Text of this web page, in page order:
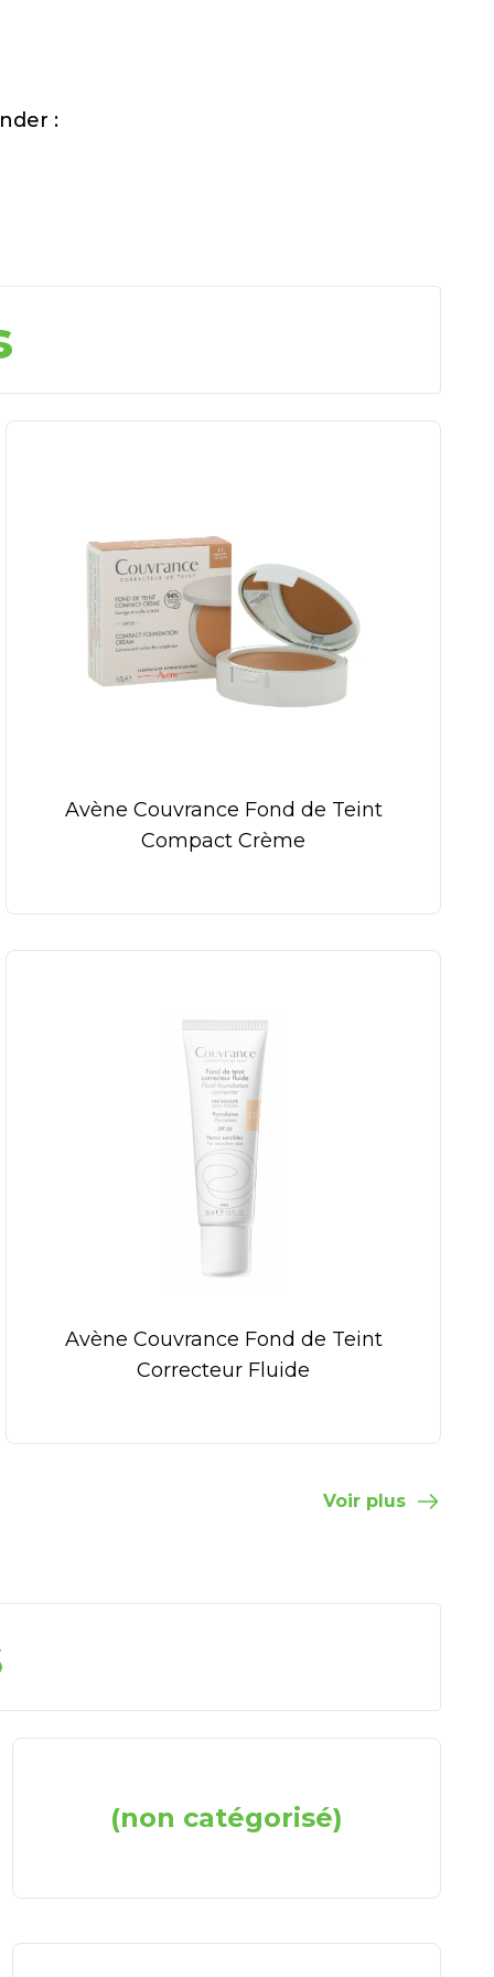
:
Avène Couvrance Fond de Teint
Compact Crème
Avène Couvrance Fond de Teint
Correcteur Fluide
Voir plus
(non catégorisé)